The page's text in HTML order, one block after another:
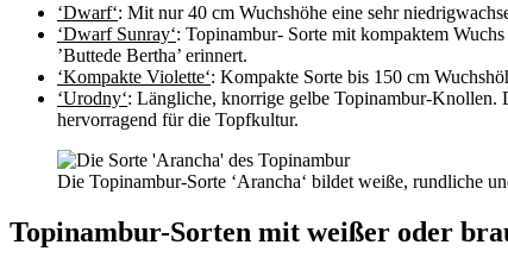
‘Dwarf‘: Mit nur 40 cm Wuchshöhe eine sehr
‘Dwarf Sunray‘: Topinambur- Sorte mit kompaktem
’Buttede Bertha’ erinnert.
‘Kompakte Violette‘: Kompakte Sorte bis 150 cm
‘Urodny‘: Längliche, knorrige gelbe Topinambur-Knollen.
hervorragend für die Topfkultur.
Die Topinambur-Sorte ‘Arancha‘ bildet weiße, rundliche
Topinambur-Sorten mit weißer oder